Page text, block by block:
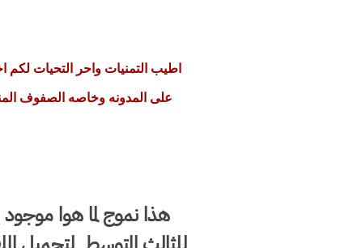
اطيب التمنيات واحر التحيات لكم